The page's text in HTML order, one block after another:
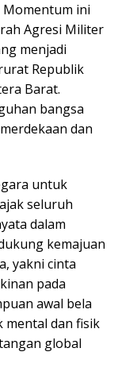
ini
Agresi Militer
menjadi
Republik
Barat.
bangsa
dan
untuk
seluruh
dalam
kemajuan
yakni cinta
pada
awal bela
mental dan fisik
global